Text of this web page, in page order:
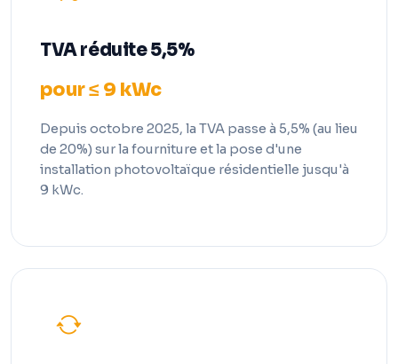
TVA réduite 5,5%
pour ≤ 9 kWc
Depuis octobre 2025, la TVA passe à 5,5% (au lieu
de 20%) sur la fourniture et la pose d'une
installation photovoltaïque résidentielle jusqu'à
9 kWc.